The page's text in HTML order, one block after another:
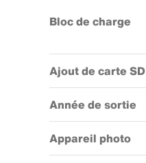
Bloc de charge
Ajout de carte SD
Année de sortie
Appareil photo